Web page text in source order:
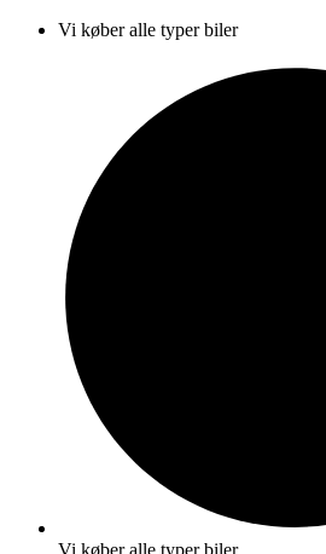
Vi køber alle typer biler
Vi køber alle typer biler